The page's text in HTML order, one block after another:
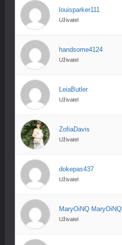
louisparker111
Uživatel
handsome4124
Uživatel
LeiaButler
Uživatel
ZofiaDavis
Uživatel
dokepas437
Uživatel
MaryOiNQ MaryOiNQ
Uživatel